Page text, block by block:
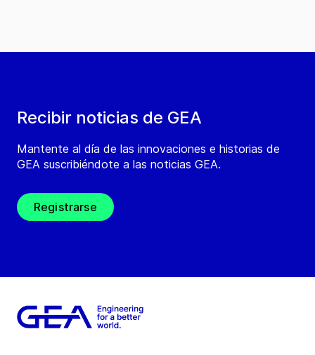
Recibir noticias de GEA
Mantente al día de las innovaciones e historias de
GEA suscribiéndote a las noticias GEA.
Registrarse